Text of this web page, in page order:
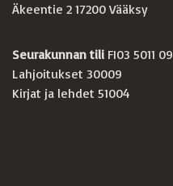
Äkeentie 2 17200 Vääksy
Seurakunnan tili FI03 5011
Lahjoitukset 30009
Kirjat ja lehdet 51004